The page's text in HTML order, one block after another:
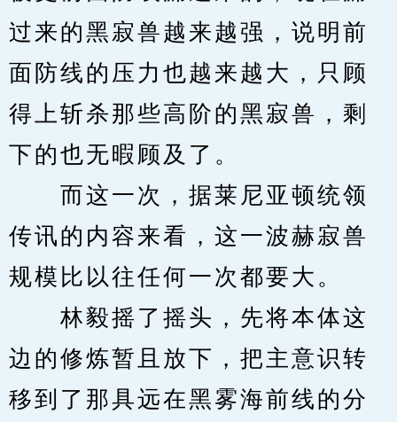
过来的黑寂兽越来越强，说明前
面防线的压力也越来越大，只顾
得上斩杀那些高阶的黑寂兽，剩
下的也无暇顾及了。
而这一次，据莱尼亚顿统领
传讯的内容来看，这一波赫寂兽
规模比以往任何一次都要大。
林毅摇了摇头，先将本体这
边的修炼暂且放下，把主意识转
移到了那具远在黑雾海前线的分